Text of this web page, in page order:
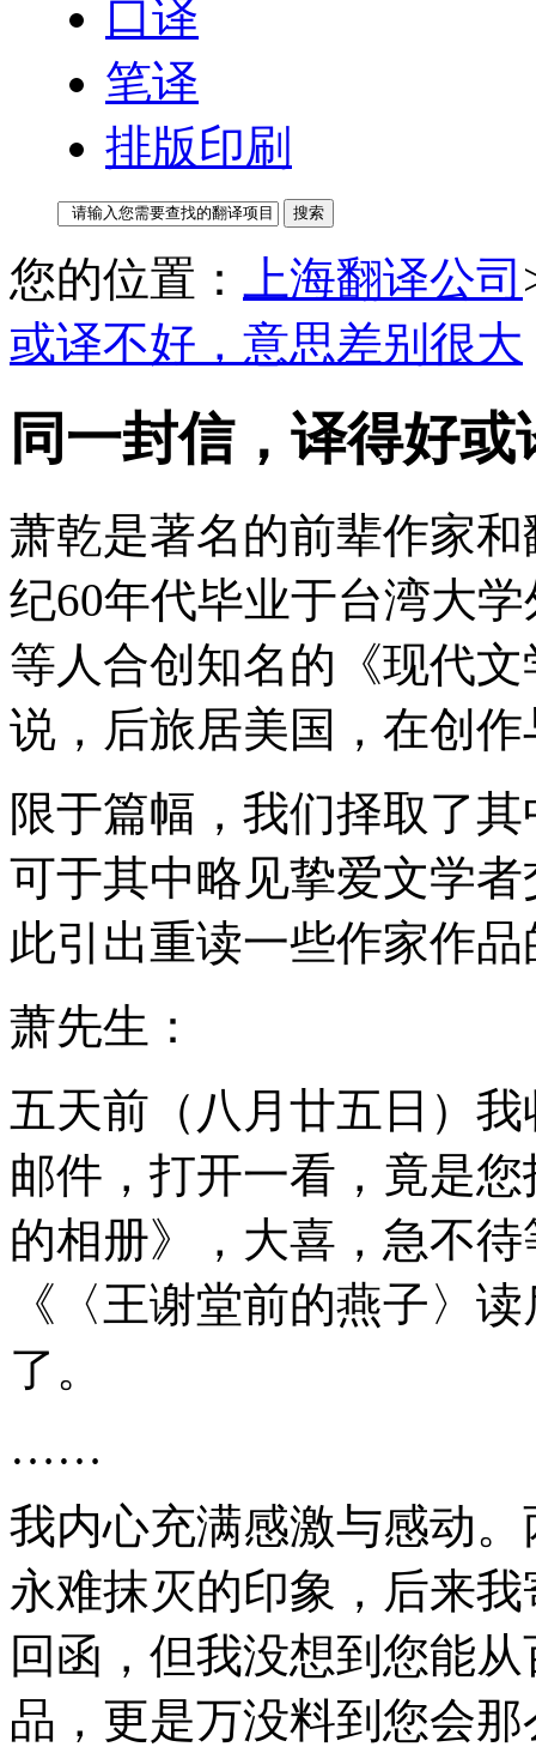
口译
笔译
排版印刷
您的位置： 上海翻译公司
或译不好，意思差别很大
同一封信，译得好
萧乾是著名的前辈作家
纪60年代毕业于台湾大
等人合创知名的《现代
说，后旅居美国，在创
限于篇幅，我们择取了
可于其中略见挚爱文学
此引出重读一些作家作
萧先生：
五天前（八月廿五日）
邮件，打开一看，竟是
的相册》，大喜，急不
《〈王谢堂前的燕子〉
了。
……
我内心充满感激与感动
永难抹灭的印象，后来
回函，但我没想到您能
品，更是万没料到您会